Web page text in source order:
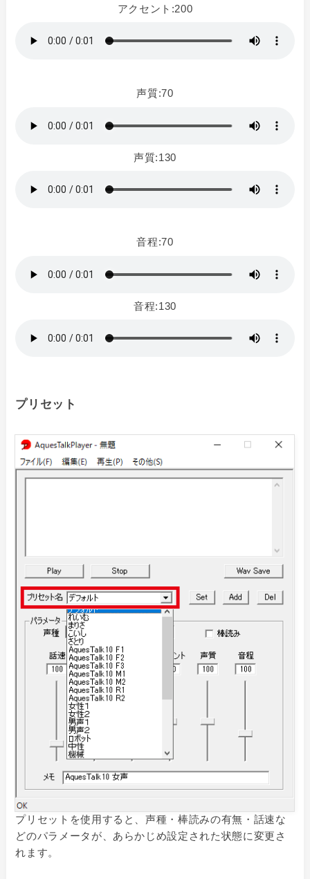
アクセント:200
声質:70
声質:130
音程:70
音程:130
プリセット
プリセットを使用すると、声種・棒読みの有無・話速な
どのパラメータが、あらかじめ設定された状態に変更さ
れます。